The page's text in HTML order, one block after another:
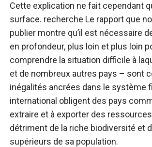
Cette explication ne fait cependant
surface. recherche Le rapport que
publier montre qu’il est nécessaire
en profondeur, plus loin et plus loin
comprendre la situation difficile à
et de nombreux autres pays – sont
inégalités ancrées dans le système
international obligent des pays
extraire et à exporter des
détriment de la riche biodiversité et
supérieurs de sa population.